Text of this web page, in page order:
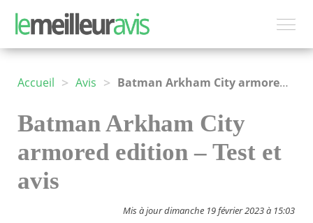
Accueil > Avis > Batman Arkham City armored edition
Batman Arkham City
armored edition – Test et
avis
Mis à jour dimanche 19 février 2023 à 15:03